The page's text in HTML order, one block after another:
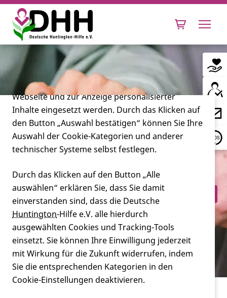
Leben mit Huntington
Forschung
Miteinander
Verein
Service
Wo finde ich psychosoziale
Unterstützung, die auch zu uns ins
Haus kommt und beim alltäglichen
Umgang miteinander helfen
könnte?
Cookie-Einstellungen
Diese Webseite setzt verschiedene Cookies und
Tracking-Tools ein. Dies beinhaltet Cookies und
Tracking-Tools, die für den Betrieb der Webseite
technisch notwendig sind, die zu statistischen
Zwecken sowie zur besseren Bedienbarkeit der
Webseite und zur Anzeige personalisierter
Inhalte eingesetzt werden. Durch das Klicken auf
den Button „Auswahl bestätigen“ können Sie Ihre
Auswahl der Cookie-Kategorien und anderer
technischer Systeme selbst festlegen.
Durch das Klicken auf den Button „Alle
auswählen“ erklären Sie, dass Sie damit
einverstanden sind, dass die Deutsche
Huntington-Hilfe e.V. alle hierdurch
ausgewählten Cookies und Tracking-Tools
einsetzt. Sie können Ihre Einwilligung jederzeit
mit Wirkung für die Zukunft widerrufen, indem
Sie die entsprechenden Kategorien in den
Cookie-Einstellungen deaktivieren.